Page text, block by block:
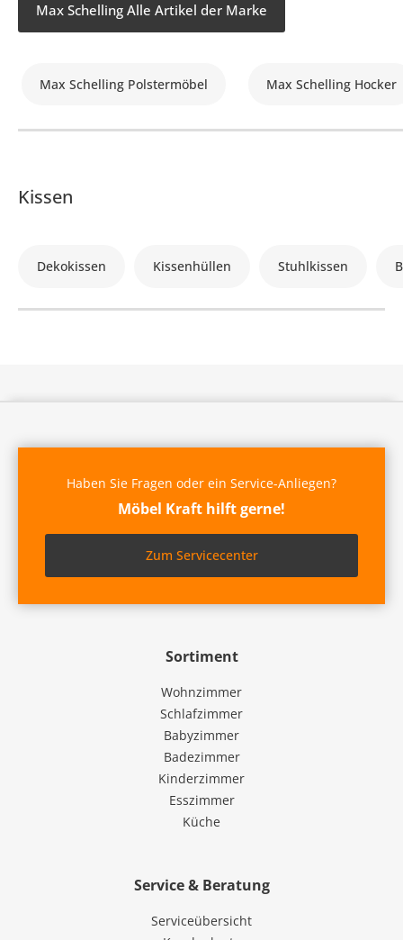
Max Schelling Alle Artikel der Marke
Max Schelling Polstermöbel Max Schelling Hocker
Kissen
Dekokissen Kissenhüllen Stuhlkissen
Sortiment
Wohnzimmer
Schlafzimmer
Babyzimmer
Badezimmer
Kinderzimmer
Esszimmer
Küche
Service & Beratung
Serviceübersicht
Haben Sie Fragen oder ein Service-Anliegen?
Möbel Kraft hilft gerne!
Zum Servicecenter